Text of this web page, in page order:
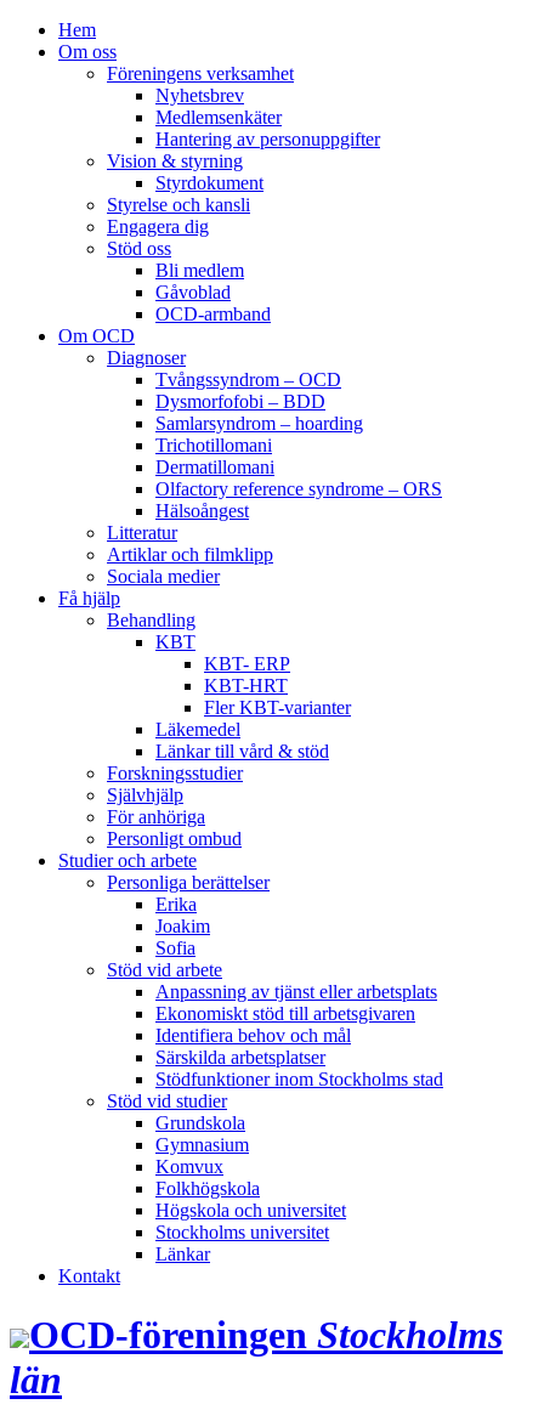
Hem
Om oss
Föreningens verksamhet
Nyhetsbrev
Medlemsenkäter
Hantering av personuppgifter
Vision & styrning
Styrdokument
Styrelse och kansli
Engagera dig
Stöd oss
Bli medlem
Gåvoblad
OCD-armband
Om OCD
Diagnoser
Tvångssyndrom – OCD
Dysmorfofobi – BDD
Samlarsyndrom – hoarding
Trichotillomani
Dermatillomani
Olfactory reference syndrome – ORS
Hälsoångest
Litteratur
Artiklar och filmklipp
Sociala medier
Få hjälp
Behandling
KBT
KBT- ERP
KBT-HRT
Fler KBT-varianter
Läkemedel
Länkar till vård & stöd
Forskningsstudier
Självhjälp
För anhöriga
Personligt ombud
Studier och arbete
Personliga berättelser
Erika
Joakim
Sofia
Stöd vid arbete
Anpassning av tjänst eller arbetsplats
Ekonomiskt stöd till arbetsgivaren
Identifiera behov och mål
Särskilda arbetsplatser
Stödfunktioner inom Stockholms stad
Stöd vid studier
Grundskola
Gymnasium
Komvux
Folkhögskola
Högskola och universitet
Stockholms universitet
Länkar
Kontakt
OCD‑föreningen Stockholms
län